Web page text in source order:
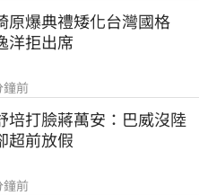
原爆典禮矮化台灣國格
洋拒出席
鐘前
培打臉蔣萬安：巴威沒陸
超前放假
前